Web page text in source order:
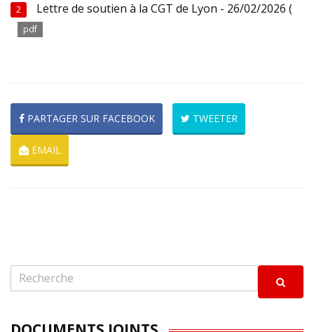
2 Lettre de soutien à la CGT de Lyon - 26/02/2026 (
pdf
PARTAGER SUR FACEBOOK TWEETER
EMAIL